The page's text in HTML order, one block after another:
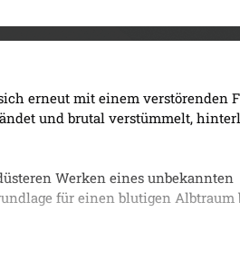
Winter, mittlerweile aus der
den alten Fall von Lisa Winter
mit Julia, seiner einstigen großen
Gleichzeitig geraten seine
ehemaliger Partner von
mit den Morden in Verbindung
Wagner.
erneut mit einem verstörenden
und brutal verstümmelt,
Werken eines unbekannten
für einen blutigen Albtraum
in die Welt der Autoren und
den Täter zu entlarven,